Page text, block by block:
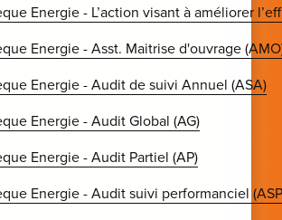
Energie - L’action visant à améliorer
Energie - Asst. Maitrise d'ouvrage
Energie - Audit de suivi Annuel (ASA)
Energie - Audit Global (AG)
Energie - Audit Partiel (AP)
Energie - Audit suivi performanciel